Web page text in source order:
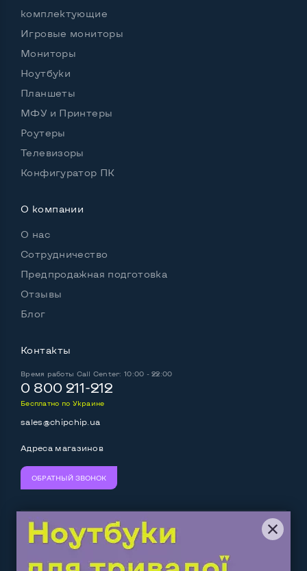
комплектующие
Игровые мониторы
Мониторы
Ноутбуки
Планшеты
МФУ и Принтеры
Роутеры
Телевизоры
Конфигуратор ПК
О компании
О нас
Сотрудничество
Предпродажная подготовка
Отзывы
Блог
Контакты
Время работы Call Center: 10:00 - 22:00
0 800 211-212
Бесплатно по Украине
sales@chipchip.ua
Адреса магазинов
ОБРАТНЫЙ ЗВОНОК
Мы принимаем: Следите за нами: